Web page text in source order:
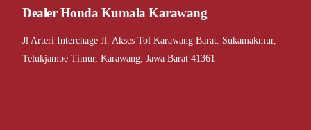
Dealer Honda Kumala Karawang
Jl Arteri Interchage Jl. Akses Tol Karawang Barat. Sukamakmur,
Telukjambe Timur, Karawang, Jawa Barat 41361